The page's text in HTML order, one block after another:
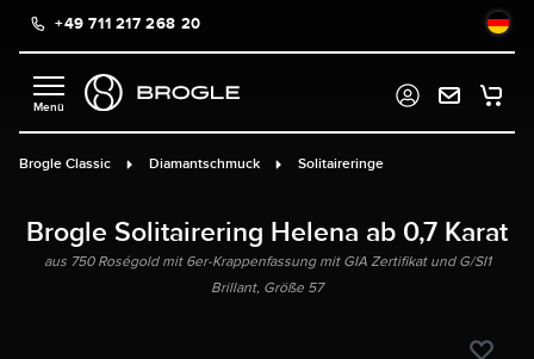
springen
+49 711 217 268 20
Brogle Classic Diamantschmuck Solitaireringe
Brogle Solitairering Helena ab 0,7 Karat
aus 750 Roségold mit 6er-Krappenfassung mit GIA Zertifikat und G/SI1
Brillant, Größe 57